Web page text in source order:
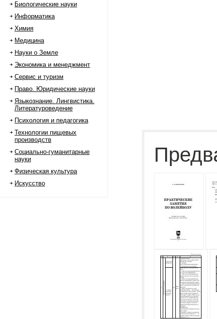
Биологические науки
Информатика
Химия
Медицина
Науки о Земле
Экономика и менеджмент
Сервис и туризм
Право. Юридические науки
Языкознание. Лингвистика.
Литературоведение
Психология и педагогика
Технологии пищевых
производств
Социально-гуманитарные
науки
Физическая культура
Искусство